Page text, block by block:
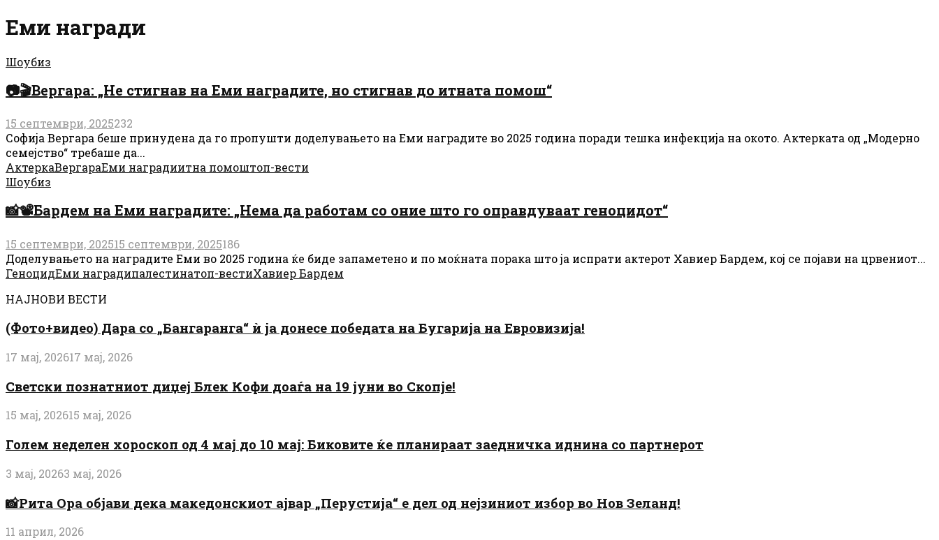
Еми награди
Шоубиз
📷🎬Вергара: „Не стигнав на Еми наградите, но стигнав до итната помош“
15 септември, 2025232
Софија Вергара беше принудена да го пропушти доделувањето на Еми наградите во 2025 година поради тешка инфекција на окото. Актерката од „Модерно
семејство“ требаше да...
АктеркаВергараЕми наградиитна помоштоп-вести
Шоубиз
📸📽️Бардем на Еми наградите: „Нема да работам со оние што го оправдуваат геноцидот“
15 септември, 202515 септември, 2025186
Доделувањето на наградите Еми во 2025 година ќе биде запаметено и по моќната порака што ја испрати актерот Хавиер Бардем, кој се појави на црвениот...
ГеноцидЕми наградипалестинатоп-вестиХавиер Бардем
НАЈНОВИ ВЕСТИ
(Фото+видео) Дара со „Бангаранга“ ѝ ја донесе победата на Бугарија на Евровизија!
17 мај, 202617 мај, 2026
Светски познатниот диџеј Блек Кофи доаѓа на 19 јуни во Скопје!
15 мај, 202615 мај, 2026
Голем неделен хороскоп од 4 мај до 10 мај: Биковите ќе планираат заедничка иднина со партнерот
3 мај, 20263 мај, 2026
📸Рита Ора објави дека македонскиот ајвар „Перустија“ е дел од нејзиниот избор во Нов Зеланд!
11 април, 2026